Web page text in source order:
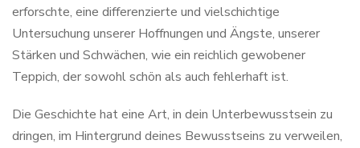
erforschte, eine differenzierte und vielschichtige
Untersuchung unserer Hoffnungen und Ängste, unserer
Stärken und Schwächen, wie ein reichlich gewobener
Teppich, der sowohl schön als auch fehlerhaft ist.
Die Geschichte hat eine Art, in dein Unterbewusstsein zu
dringen, im Hintergrund deines Bewusstseins zu verweilen,